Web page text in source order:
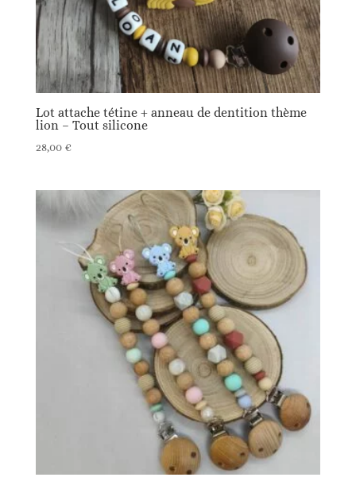
Lot attache tétine + anneau de dentition thème
lion – Tout silicone
28,00 €